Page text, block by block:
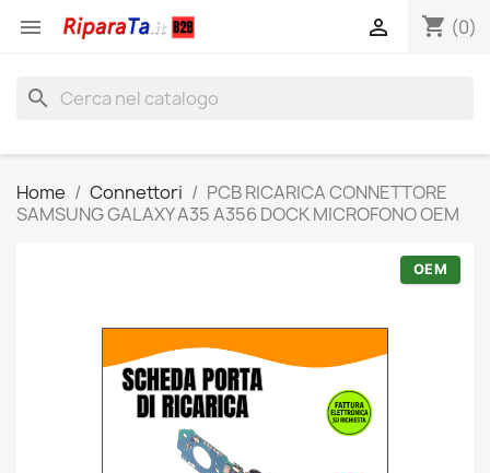
 shopping_cart (0)

search
Home Connettori
PCB RICARICA CONNETTORE
SAMSUNG GALAXY A35 A356 DOCK MICROFONO OEM
OEM